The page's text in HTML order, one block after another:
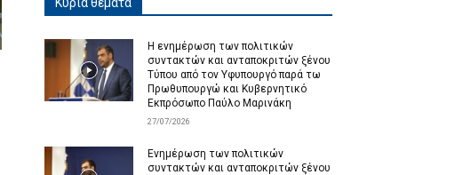
Η ενημέρωση των πολιτικών
συντακτών και ανταποκριτών ξένου
Τύπου από τον Υφυπουργό παρά τω
Πρωθυπουργώ και Κυβερνητικό
Εκπρόσωπο Παύλο Μαρινάκη
27/07/2026
Ενημέρωση των πολιτικών
συντακτών και ανταποκριτών ξένου